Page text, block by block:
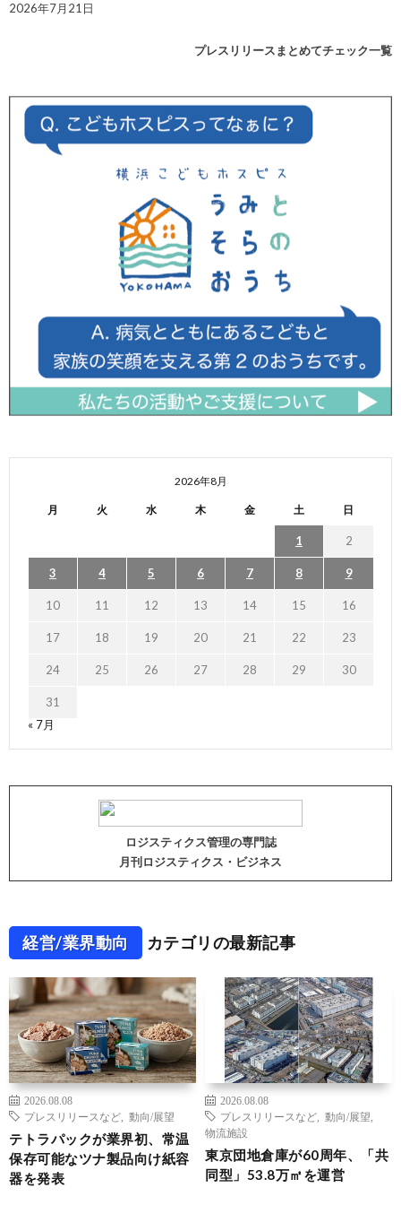
2026年7月21日
プレスリリースまとめてチェック一覧
2026年8月
月 火 水 木 金 土 日
1 2
3 4 5 6 7 8 9
10 11 12 13 14 15 16
17 18 19 20 21 22 23
24 25 26 27 28 29 30
31
« 7月
ロジスティクス管理の専門誌
月刊ロジスティクス・ビジネス
経営/業界動向 カテゴリの最新記事
2026.08.08
プレスリリースなど
動向/展望
テトラパックが業界初、常温
保存可能なツナ製品向け紙容
器を発表
2026.08.08
プレスリリースなど
動向/展望
物流施設
東京団地倉庫が60周年、「共
同型」53.8万㎡を運営